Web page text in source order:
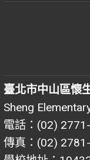
臺北市中山區懷
Sheng
電話：(02)
傳真：(02)